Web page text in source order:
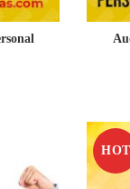
HOT